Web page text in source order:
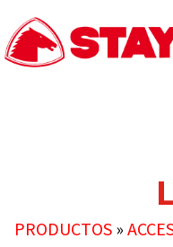
PRODUCTOS »